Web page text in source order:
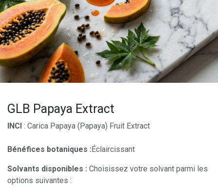
GLB Papaya Extract
INCI : Carica Papaya (Papaya) Fruit Extract
Bénéfices botaniques :Éclaircissant
Solvants disponibles : Choisissez votre solvant parmi les
options suivantes :